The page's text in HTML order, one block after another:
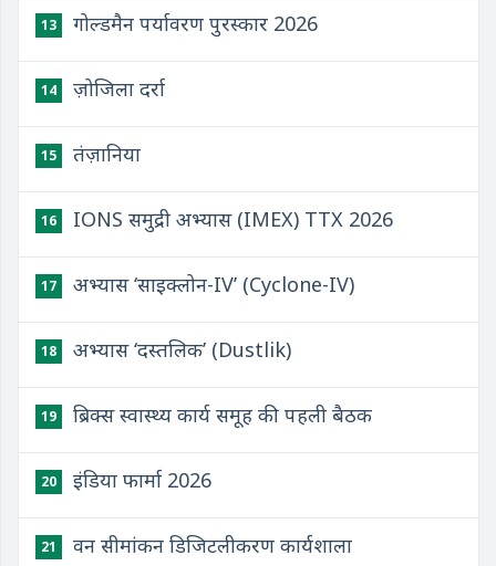
13 गोल्डमैन पर्यावरण पुरस्कार 2026
14 ज़ोजिला दर्रा
15 तंज़ानिया
16 IONS समुद्री अभ्यास (IMEX) TTX 2026
17 अभ्यास ‘साइक्लोन-IV’ (Cyclone-IV)
18 अभ्यास ‘दस्तलिक’ (Dustlik)
19 ब्रिक्स स्वास्थ्य कार्य समूह की पहली बैठक
20 इंडिया फार्मा 2026
21 वन सीमांकन डिजिटलीकरण कार्यशाला